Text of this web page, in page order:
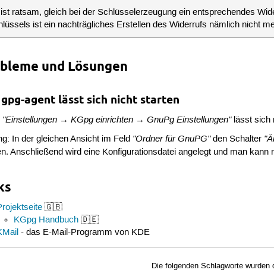
ratsam, gleich bei der Schlüsselerzeugung ein entsprechendes
ist ein nachträgliches Erstellen des Widerrufs nämlich nicht
und Lösungen
agent lässt sich nicht starten
"Einstellungen → KGpg einrichten → GnuPg Einstellungen"lässt sich
In der gleichen Ansicht im Feld "Ordner für GnuPG"den Schalter
Anschließend wird eine Konfigurationsdatei angelegt und man kann
🇬🇧
KGpg Handbuch 🇩🇪
- das E-Mail-Programm von KDE
Die folgenden Schlagworte